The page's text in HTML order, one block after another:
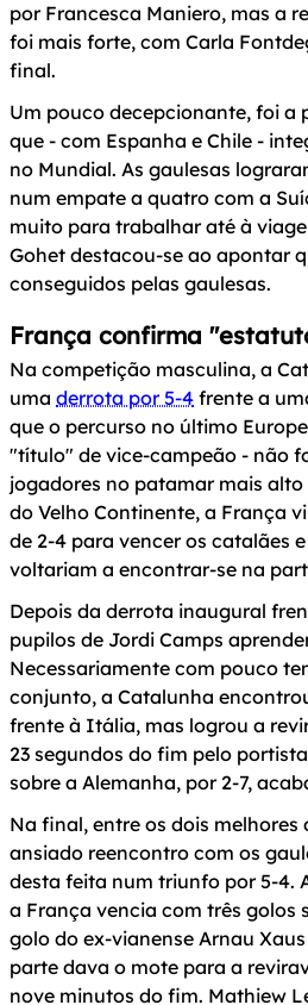
por Francesca Maniero, mas a
foi mais forte, com Carla
final.
Um pouco decepcionante, foi a
que - com Espanha e Chile -
no Mundial. As gaulesas
num empate a quatro com a
muito para trabalhar até à
Gohet destacou-se ao apontar
conseguidos pelas gaulesas.
França confirma
Na competição masculina, a
uma derrota por 5-4 frente a
que o percurso no último
"título" de vice-campeão - não
jogadores no patamar mais alto
do Velho Continente, a França
de 2-4 para vencer os catalães
voltariam a encontrar-se na
Depois da derrota inaugural
pupilos de Jordi Camps
Necessariamente com pouco
conjunto, a Catalunha
frente à Itália, mas logrou a
23 segundos do fim pelo
sobre a Alemanha, por 2-7,
Na final, entre os dois melhores
ansiado reencontro com os
desta feita num triunfo por 5-4.
a França vencia com três golos
golo do ex-vianense Arnau
parte dava o mote para a
nove minutos do fim. Mathiew